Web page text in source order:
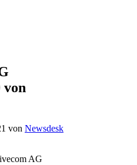
von Newsdesk
AG